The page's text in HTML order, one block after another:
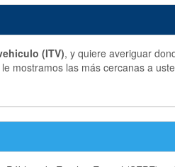
(ITV), y quiere averiguar
mostramos las más cercanas a